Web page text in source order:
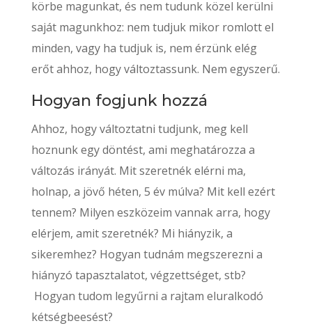
körbe magunkat, és nem tudunk közel kerülni
saját magunkhoz: nem tudjuk mikor romlott el
minden, vagy ha tudjuk is, nem érzünk elég
erőt ahhoz, hogy változtassunk. Nem egyszerű.
Hogyan fogjunk hozzá
Ahhoz, hogy változtatni tudjunk, meg kell
hoznunk egy döntést, ami meghatározza a
változás irányát. Mit szeretnék elérni ma,
holnap, a jövő héten, 5 év múlva? Mit kell ezért
tennem? Milyen eszközeim vannak arra, hogy
elérjem, amit szeretnék? Mi hiányzik, a
sikeremhez? Hogyan tudnám megszerezni a
hiányzó tapasztalatot, végzettséget, stb?
Hogyan tudom legyűrni a rajtam eluralkodó
kétségbeesést?